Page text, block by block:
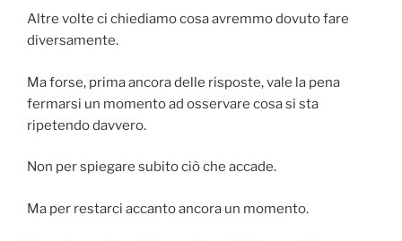
Altre volte ci chiediamo cosa avremmo dovuto fare
diversamente.
Ma forse, prima ancora delle risposte, vale la pena
fermarsi un momento ad osservare cosa si sta
ripetendo davvero.
Non per spiegare subito ciò che accade.
Ma per restarci accanto ancora un momento.